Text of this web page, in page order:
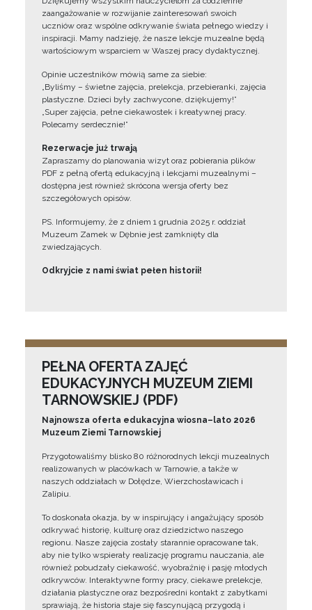
zaangażowanie w rozwijanie zainteresowań swoich
uczniów oraz wspólne odkrywanie świata pełnego wiedzy i
inspiracji. Mamy nadzieję, że nasze lekcje muzealne będą
wartościowym wsparciem w Waszej pracy dydaktycznej.
Opinie uczestników mówią same za siebie:
„Byliśmy – świetne zajęcia, prelekcja, przebieranki, zajęcia
plastyczne. Dzieci były zachwycone, dziękujemy!”
„Super zajęcia, pełne ciekawostek i kreatywnej pracy.
Polecamy serdecznie!”
Rezerwacje już trwają
Zapraszamy do planowania wizyt oraz pobierania plików
PDF z pełną ofertą edukacyjną i lekcjami muzealnymi –
dostępna jest również skrócona wersja oferty bez
szczegółowych opisów.
PS. Informujemy, że z dniem 1 grudnia 2025 r. oddział
Muzeum Zamek w Dębnie jest zamknięty dla
zwiedzających.
Odkryjcie z nami świat pełen historii!
PEŁNA OFERTA ZAJĘĆ
EDUKACYJNYCH MUZEUM ZIEMI
TARNOWSKIEJ (PDF)
Najnowsza oferta edukacyjna wiosna–lato 2026
Muzeum Ziemi Tarnowskiej
Przygotowaliśmy blisko 80 różnorodnych lekcji muzealnych
realizowanych w placówkach w Tarnowie, a także w
naszych oddziałach w Dołędze, Wierzchosławicach i
Zalipiu.
To doskonała okazja, by w inspirujący i angażujący sposób
odkrywać historię, kulturę oraz dziedzictwo naszego
regionu. Nasze zajęcia zostały starannie opracowane tak,
aby nie tylko wspierały realizację programu nauczania, ale
również pobudzały ciekawość, wyobraźnię i pasję młodych
odkrywców. Interaktywne formy pracy, ciekawe prelekcje,
działania plastyczne oraz bezpośredni kontakt z zabytkami
sprawiają, że historia staje się fascynującą przygodą i